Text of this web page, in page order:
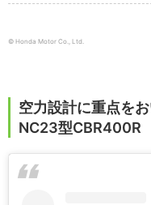
© Honda Motor Co., Ltd.
空力設計に重点を
NC23型CBR400R